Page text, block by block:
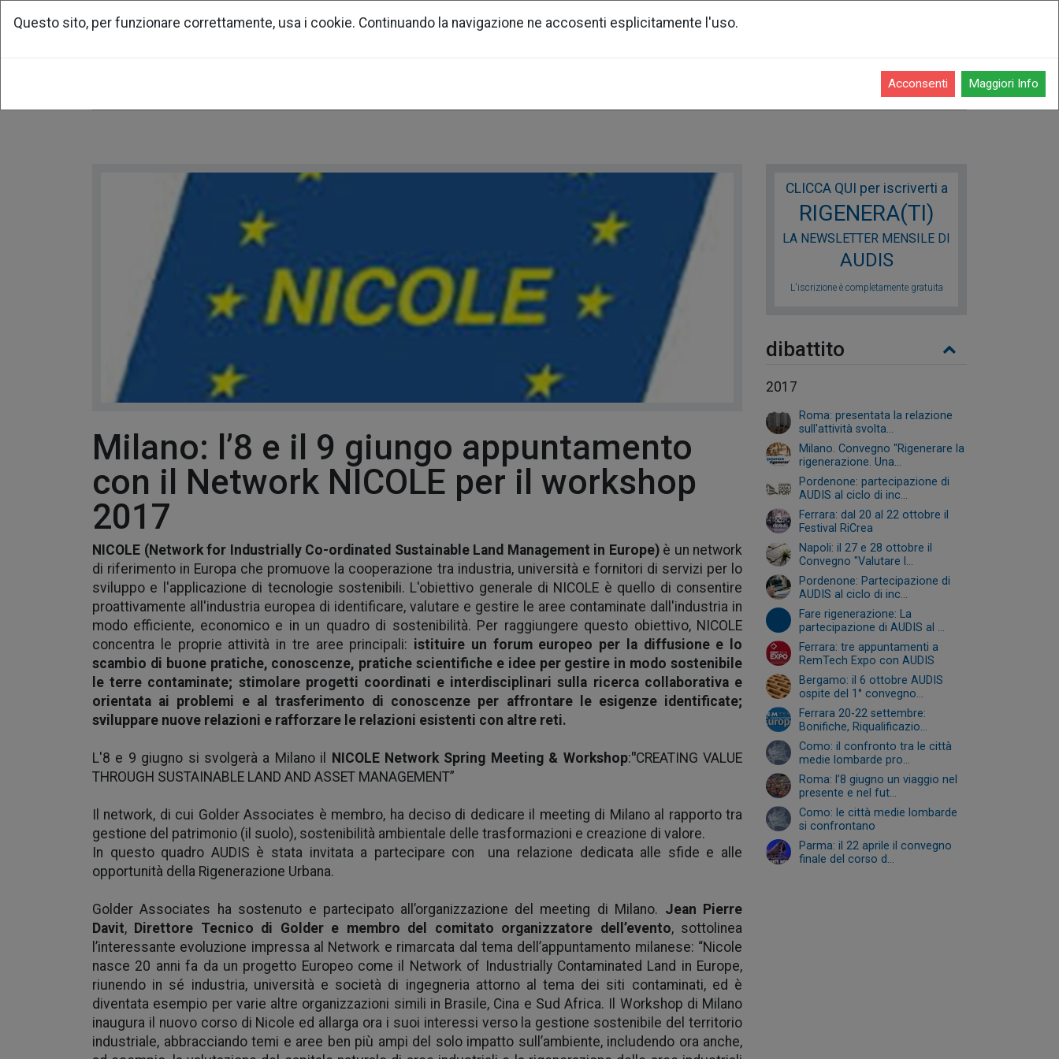
Milano: l’8 e il 9 giungo appuntamento
con il Network NICOLE per il workshop
2017
NICOLE (Network for Industrially Co-ordinated Sustainable Land Management in Europe) è un network
di riferimento in Europa che promuove la cooperazione tra industria, università e fornitori di servizi per lo
sviluppo e l'applicazione di tecnologie sostenibili. L'obiettivo generale di NICOLE è quello di consentire
proattivamente all'industria europea di identificare, valutare e gestire le aree contaminate dall'industria in
modo efficiente, economico e in un quadro di sostenibilità. Per raggiungere questo obiettivo, NICOLE
concentra le proprie attività in tre aree principali: istituire un forum europeo per la diffusione e lo
scambio di buone pratiche, conoscenze, pratiche scientifiche e idee per gestire in modo sostenibile
le terre contaminate; stimolare progetti coordinati e interdisciplinari sulla ricerca collaborativa e
orientata ai problemi e al trasferimento di conoscenze per affrontare le esigenze identificate;
sviluppare nuove relazioni e rafforzare le relazioni esistenti con altre reti.
L'8 e 9 giugno si svolgerà a Milano il NICOLE Network Spring Meeting & Workshop:"CREATING VALUE
THROUGH SUSTAINABLE LAND AND ASSET MANAGEMENT”
Il network, di cui Golder Associates è membro, ha deciso di dedicare il meeting di Milano al rapporto tra
gestione del patrimonio (il suolo), sostenibilità ambientale delle trasformazioni e creazione di valore.
In questo quadro AUDIS è stata invitata a partecipare con una relazione dedicata alle sfide e alle
opportunità della Rigenerazione Urbana.
Golder Associates ha sostenuto e partecipato all’organizzazione del meeting di Milano. Jean Pierre
Davit, Direttore Tecnico di Golder e membro del comitato organizzatore dell’evento, sottolinea
l’interessante evoluzione impressa al Network e rimarcata dal tema dell’appuntamento milanese: “Nicole
nasce 20 anni fa da un progetto Europeo come il Network of Industrially Contaminated Land in Europe,
riunendo in sé industria, università e società di ingegneria attorno al tema dei siti contaminati, ed è
diventata esempio per varie altre organizzazioni simili in Brasile, Cina e Sud Africa. Il Workshop di Milano
inaugura il nuovo corso di Nicole ed allarga ora i suoi interessi verso la gestione sostenibile del territorio
industriale, abbracciando temi e aree ben più ampi del solo impatto sull’ambiente, includendo ora anche,
CLICCA QUI per iscriverti a
RIGENERA(TI)
LA NEWSLETTER MENSILE DI
AUDIS
L'iscrizione è completamente gratuita
dibattito
2017
Roma: presentata la relazione
sull'attività svolta...
Milano. Convegno "Rigenerare la
rigenerazione. Una...
Pordenone: partecipazione di
AUDIS al ciclo di inc...
Ferrara: dal 20 al 22 ottobre il
Festival RiCrea
Napoli: il 27 e 28 ottobre il
Convegno "Valutare l...
Pordenone: Partecipazione di
AUDIS al ciclo di inc...
Fare rigenerazione: La
partecipazione di AUDIS al ...
Ferrara: tre appuntamenti a
RemTech Expo con AUDIS
Bergamo: il 6 ottobre AUDIS
ospite del 1° convegno...
Ferrara 20-22 settembre:
Bonifiche, Riqualificazio...
Como: il confronto tra le città
medie lombarde pro...
Roma: l’8 giugno un viaggio nel
presente e nel fut...
Como: le città medie lombarde
si confrontano
Parma: il 22 aprile il convegno
finale del corso d...
Questo sito, per funzionare correttamente, usa i cookie. Continuando la navigazione ne accosenti esplicitamente l'uso.
Acconsenti Maggiori Info